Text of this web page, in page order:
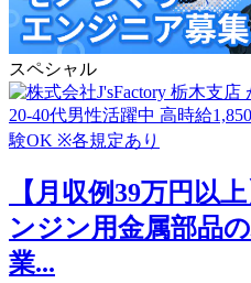
スペシャル
【月収例39万円以
ンジン用金属部品
業...